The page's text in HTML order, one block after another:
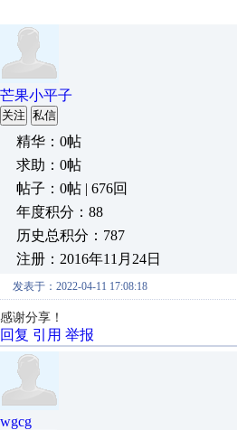
芒果小平子
关注 私信
精华：0帖
求助：0帖
帖子：0帖 | 676回
年度积分：88
历史总积分：787
注册：2016年11月24日
发表于：2022-04-11 17:08:18
感谢分享！
回复 引用 举报
wgcg